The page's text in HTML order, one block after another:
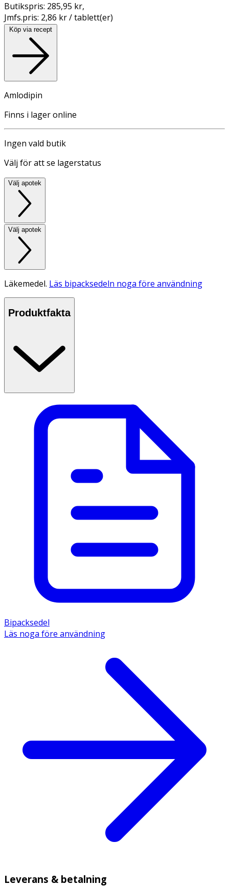
Butikspris: 285,95 kr,
Jmfs.pris: 2,86 kr / tablett(er)
Köp via recept
Amlodipin
Finns i lager online
Ingen vald butik
Välj för att se lagerstatus
Välj apotek
Välj apotek
Läkemedel. Läs bipacksedeln noga före användning
Produktfakta
Bipacksedel
Läs noga före användning
Leverans & betalning